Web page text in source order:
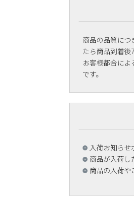
商品の品質につ
たら商品到着後
お客様都合に
です。
入荷お知らせ
商品が入荷し
商品の入荷や